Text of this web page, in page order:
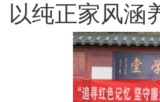
以纯正家风涵